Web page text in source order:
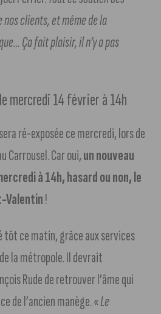
clients, et même de la
Ça fait plaisir, il n’y a pas
mercredi 14 février à 14h
ré-exposée ce mercredi, lors de
Carrousel. Car oui,un nouveau
à 14h, hasard ou non, le
Valentin!
tôt ce matin, grâce aux services
la métropole. Il devrait
Rude de retrouver l’âme qui
de l’ancien manège. «Le